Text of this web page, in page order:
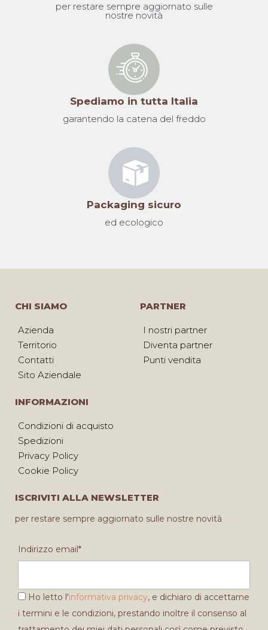
per restare sempre aggiornato sulle
nostre novità
Spediamo in tutta Italia
garantendo la catena del freddo
Packaging sicuro
ed ecologico
CHI SIAMO
Azienda
Territorio
Contatti
Sito Aziendale
PARTNER
I nostri partner
Diventa partner
Punti vendita
INFORMAZIONI
Condizioni di acquisto
Spedizioni
Privacy Policy
Cookie Policy
ISCRIVITI ALLA NEWSLETTER
per restare sempre aggiornato sulle nostre novità
Indirizzo email*
Ho letto l'informativa privacy, e dichiaro di accettarne
i termini e le condizioni, prestando inoltre il consenso al